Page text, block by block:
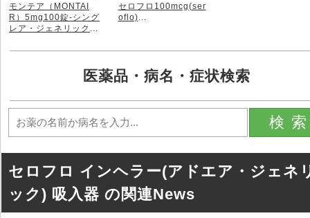
モンテア（MONTAI
R）5mg100錠-シング
レア・ジェネリック
セロフロ100mcg(ser
oflo)
医薬品・病名・症状検索
検
セロフロ インヘラー(アドエア・ジェネ
ック) 吸入器 の関連News